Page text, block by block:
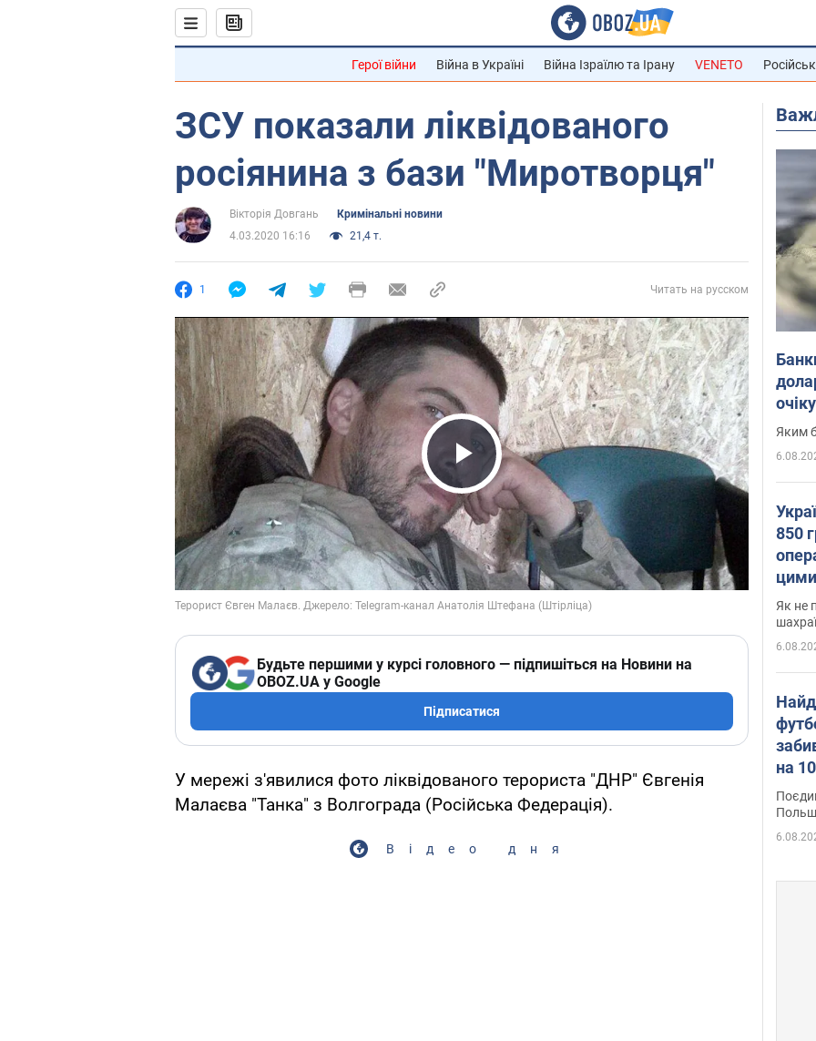
Герої війни Війна в Україні Війна Ізраїлю та Ірану VENETO
ЗСУ показали ліквідованого
росіянина з бази "Миротворця"
Вікторія Довгань
Кримінальні новини
4.03.2020 16:16
21,4 т.
1 Читать на русском
Play Video
Будьте першими у курсі головного — підпишіться на Новини на
OBOZ.UA у Google
Підписатися
У мережі з'явилися фото ліквідованого терориста "ДНР" Євгенія
Малаєва "Танка" з Волгограда (Російська Федерація).
Відео дня
Яким
850
Як не
на
Відео